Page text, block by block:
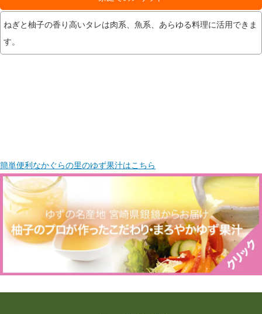
ねぎと柚子の香り高いタレは肉系、魚系、あらゆる料理に活用できま
す。
簡単便利なかぐらの里のゆず果汁はこちら